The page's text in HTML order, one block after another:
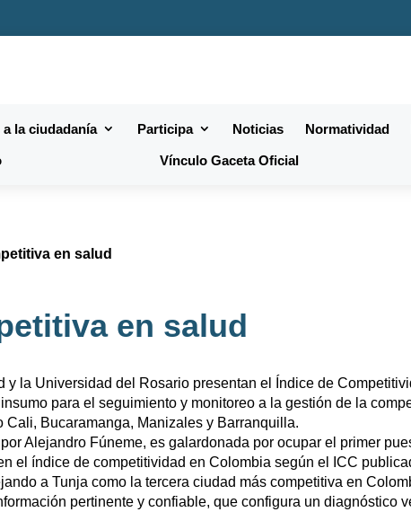
la ciudadanía Participa Noticias Normatividad
Vínculo Gaceta Oficial
en salud
en salud
y la Universidad del Rosario presentan el Índice de
para el seguimiento y monitoreo a la gestión de la
Cali, Bucaramanga, Manizales y Barranquilla.
Alejandro Fúneme, es galardonada por ocupar el primer
el índice de competitividad en Colombia según el ICC
a Tunja como la tercera ciudad más competitiva en
pertinente y confiable, que configura un diagnóstico